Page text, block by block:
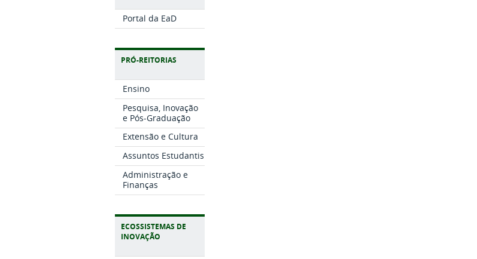
Portal da EaD
PRÓ-REITORIAS
Ensino
Pesquisa, Inovação
e Pós-Graduação
Extensão e Cultura
Assuntos Estudantis
Administração e
Finanças
ECOSSISTEMAS DE
INOVAÇÃO